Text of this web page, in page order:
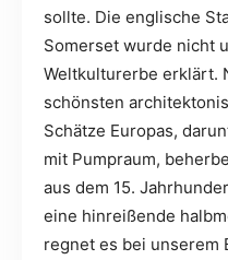
sollte. Die englische
Somerset wurde nicht
Weltkulturerbe erklärt.
schönsten
Schätze Europas,
mit Pumpraum,
aus dem 15.
eine hinreißende
regnet es bei unserem